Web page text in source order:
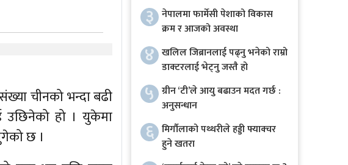
चीनको भन्दा बढी
उछिनेको हो । युकेमा
छ ।
३ नेपालमा फार्मेसी पेशाको विकास
क्रम र आजको अवस्था
४ खलिल जिब्रानलाई पढ्नु भनेको राम्रो
डाक्टरलाई भेट्नु जस्तै हो
५ ग्रीन ‘टी’ले आयु बढाउन मदत गर्छ :
अनुसन्धान
६ मिर्गौलाको पथ्थरीले हड्डी फ्याक्चर
हुने खतरा